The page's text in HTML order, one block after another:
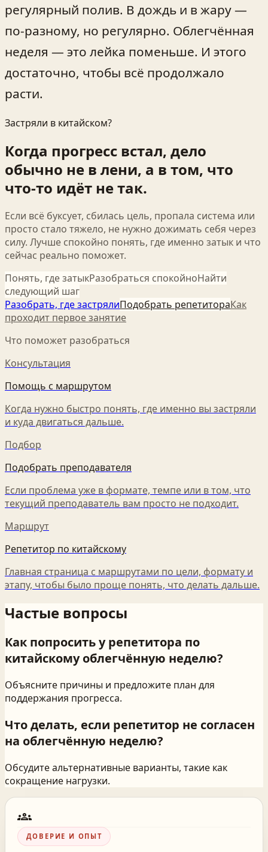
регулярный полив. В дождь и в жару —
по‑разному, но регулярно. Облегчённая
неделя — это лейка поменьше. И этого
достаточно, чтобы всё продолжало
расти.
Застряли в китайском?
Когда прогресс встал, дело
обычно не в лени, а в том, что
что-то идёт не так.
Если всё буксует, сбилась цель, пропала система или
просто стало тяжело, не нужно дожимать себя через
силу. Лучше спокойно понять, где именно затык и что
сейчас реально поможет.
Понять, где затыкРазобраться спокойноНайти
следующий шаг
Разобрать, где застрялиПодобрать репетитораКак
проходит первое занятие
Что поможет разобраться
Консультация
Помощь с маршрутом
Когда нужно быстро понять, где именно вы застряли
и куда двигаться дальше.
Подбор
Подобрать преподавателя
Если проблема уже в формате, темпе или в том, что
текущий преподаватель вам просто не подходит.
Маршрут
Репетитор по китайскому
Главная страница с маршрутами по цели, формату и
этапу, чтобы было проще понять, что делать дальше.
Частые вопросы
Как попросить у репетитора по
китайскому облегчённую неделю?
Объясните причины и предложите план для
поддержания прогресса.
Что делать, если репетитор не согласен
на облегчённую неделю?
Обсудите альтернативные варианты, такие как
сокращение нагрузки.
groups
ДОВЕРИЕ И ОПЫТ